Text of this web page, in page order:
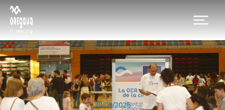
29/09/2025